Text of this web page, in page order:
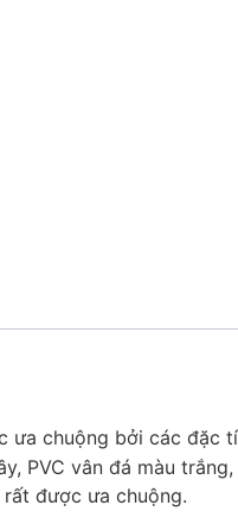
chuộng bởi các đặc
PVC vân đá màu
được ưa chuộng.